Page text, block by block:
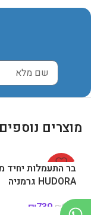
מוצרים
-22%
בר התעמלות יחיד
HUDORA גרמניה
₪950
₪739